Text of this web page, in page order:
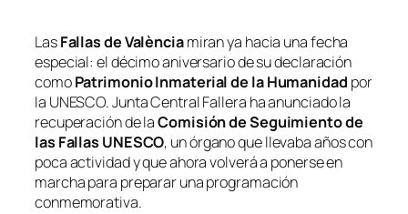
LasFallas de Valènciamiran ya hacia una fecha
especial: el décimo aniversario de su declaración
comoPatrimonio Inmaterial de la Humanidad por
la UNESCO. Junta Central Fallera ha anunciado la
recuperación de laComisión de Seguimiento de
las Fallas UNESCO, un órgano que llevaba años con
poca actividad y que ahora volverá a ponerse en
marcha para preparar una programación
conmemorativa.